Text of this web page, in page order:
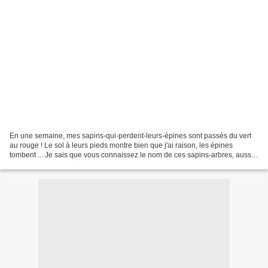
En une semaine, mes sapins-qui-perdent-leurs-épines sont passés du vert
au rouge ! Le sol à leurs pieds montre bien que j'ai raison, les épines
tombent ... Je sais que vous connaissez le nom de ces sapins-arbres, aussi